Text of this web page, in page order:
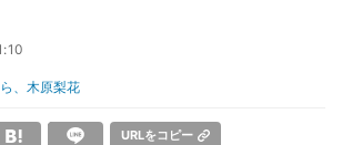
、木原梨花
URLをコピー